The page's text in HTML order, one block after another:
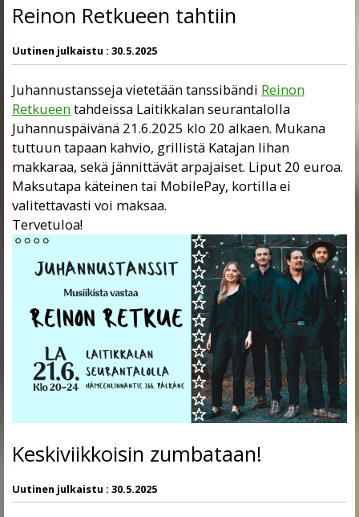
Reinon Retkueen tahtiin
Uutinen julkaistu : 30.5.2025
Juhannustansseja vietetään tanssibändi Reinon
Retkueen tahdeissa Laitikkalan seurantalolla
Juhannuspäivänä 21.6.2025 klo 20 alkaen. Mukana
tuttuun tapaan kahvio, grillistä Katajan lihan
makkaraa, sekä jännittävät arpajaiset. Liput 20 euroa.
Maksutapa käteinen tai MobilePay, kortilla ei
valitettavasti voi maksaa.
Tervetuloa!
Keskiviikkoisin zumbataan!
Uutinen julkaistu : 30.5.2025